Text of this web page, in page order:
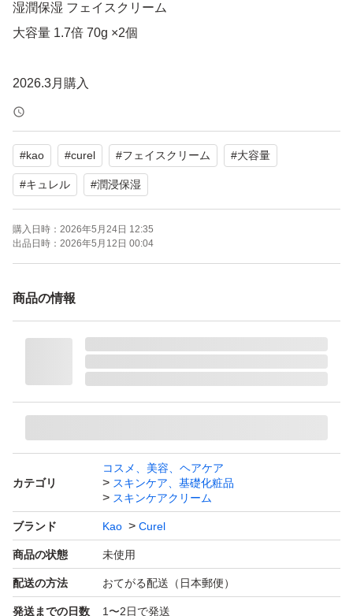
湿潤保湿 フェイスクリーム
大容量 1.7倍 70g ×2個
2026.3月購入
定価 4950円×2=9900円
【商品説明】
潤い成分配合で、角層まで深く潤う。肌荒れを防ぐ。
●消炎剤（有効成分）配合。肌荒れを防ぐ。 ●とても
キュレル 潤浸保湿フェイスクリーム 70g（医薬部外品）
ブランド：Kao Curel
#kao #curel #フェイスクリーム #大容量
#キュレル #潤浸保湿
購入日時： 2026年5月24日 12:35
出品日時： 2026年5月12日 00:04
商品の情報
カテゴリ
コスメ、美容、ヘアケア
スキンケア、基礎化粧品
スキンケアクリーム
ブランド Kao Curel
商品の状態 未使用
配送の方法 おてがる配送（日本郵便）
発送までの日数 1〜2日で発送